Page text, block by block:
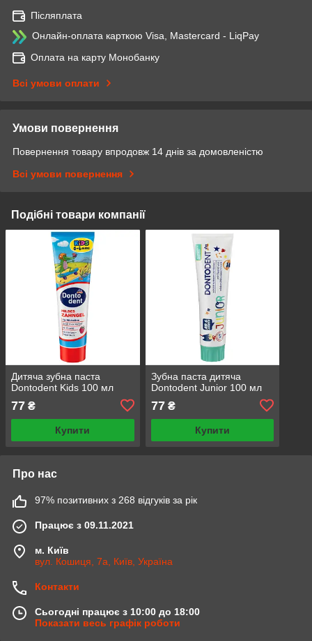
Післяплата
Онлайн-оплата карткою Visa, Mastercard - LiqPay
Оплата на карту Монобанку
Всі умови оплати
Умови повернення
Повернення товару впродовж 14 днів за домовленістю
Всі умови повернення
Подібні товари компанії
Дитяча зубна паста
Dontodent Kids 100 мл
77 ₴
Купити
Зубна паста дитяча
Dontodent Junior 100 мл
77₴
Купити
Про нас
97% позитивних з 268 відгуків за рік
Працює з 09.11.2021
м. Київ
вул. Кошиця, 7а, Київ, Україна
Контакти
Сьогодні працює з 10:00 до 18:00
Показати весь графік роботи